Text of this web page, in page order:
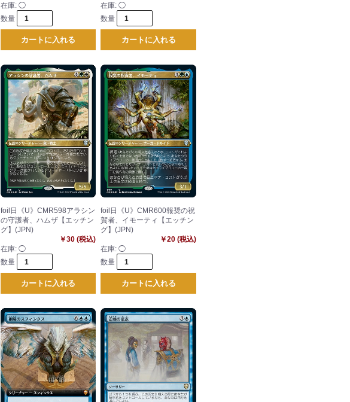
在庫: ◯
数量
カートに入れる
在庫:◯
数量
カートに入れる
foil日《U》CMR598アラシン
の守護者、ハムザ【エッチン
グ】(JPN)
￥30 (税込)
在庫: ◯
数量
カートに入れる
foil日《U》CMR600報奨の祝
賀者、イモーティ【エッチン
グ】(JPN)
￥20 (税込)
在庫:◯
数量
カートに入れる